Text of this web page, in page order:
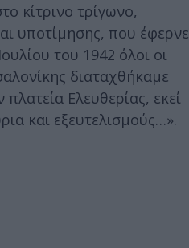
κίτρινο τρίγωνο,
υποτίμησης, που έφερνε
του 1942 όλοι οι
διαταχθήκαμε
Ελευθερίας, εκεί
και εξευτελισμούς…».